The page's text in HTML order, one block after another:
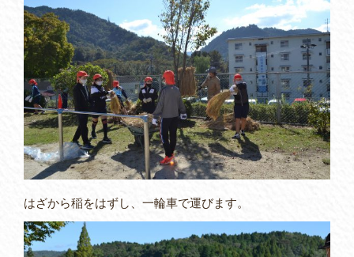
はざから稲をはずし、一輪車で運びます。